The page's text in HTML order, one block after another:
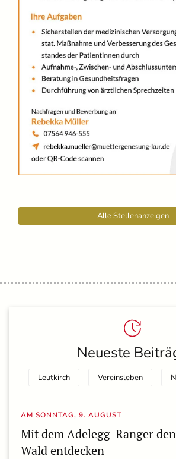
Alle Stellenanzeigen
Neueste
Leutkirch Vereinsleben
AM SONNTAG, 9. AUGUST
Mit dem Adelegg-Ranger
Wald entdecken